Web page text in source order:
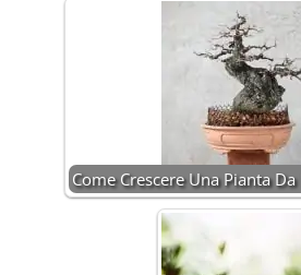
Come Crescere Una Pianta